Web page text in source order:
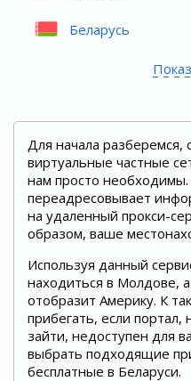
Беларусь
Для начала разберемся,
виртуальные частные
нам просто необходимы.
переадресовывает
на удаленный прокси-
образом, ваше
Используя данный
находиться в Молдове,
отобразит Америку. К
прибегать, если
зайти, недоступен для
выбрать подходящие
бесплатные в Беларуси.